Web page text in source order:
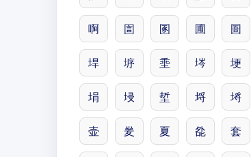
啊 圁 圂 圃 圄
垾 垿 埀 埁 埂
埍 埐 埑 埒 埓
壶 夎 夏 夞 套